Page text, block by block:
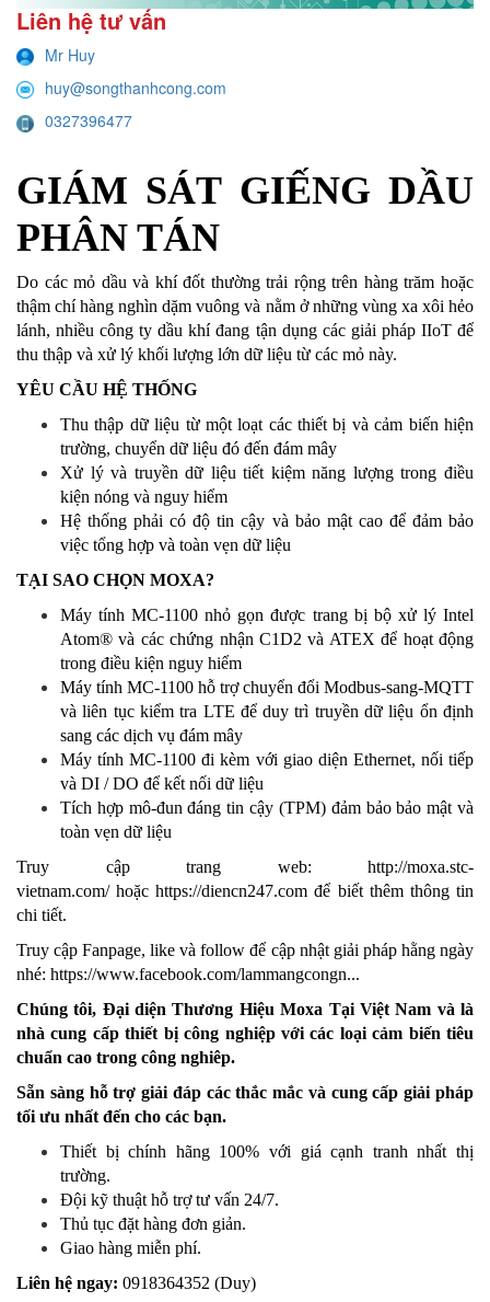
Liên hệ tư vấn
Mr Huy
huy@songthanhcong.com
0327396477
GIÁM SÁT GIẾNG DẦU
PHÂN TÁN
Do các mỏ dầu và khí đốt thường trải rộng trên hàng trăm hoặc
thậm chí hàng nghìn dặm vuông và nằm ở những vùng xa xôi hẻo
lánh, nhiều công ty dầu khí đang tận dụng các giải pháp IIoT để
thu thập và xử lý khối lượng lớn dữ liệu từ các mỏ này.
YÊU CẦU HỆ THỐNG
Thu thập dữ liệu từ một loạt các thiết bị và cảm biến hiện
trường, chuyển dữ liệu đó đến đám mây
Xử lý và truyền dữ liệu tiết kiệm năng lượng trong điều
kiện nóng và nguy hiểm
Hệ thống phải có độ tin cậy và bảo mật cao để đảm bảo
việc tổng hợp và toàn vẹn dữ liệu
TẠI SAO CHỌN MOXA?
Máy tính MC-1100 nhỏ gọn được trang bị bộ xử lý Intel
Atom® và các chứng nhận C1D2 và ATEX để hoạt động
trong điều kiện nguy hiểm
Máy tính MC-1100 hỗ trợ chuyển đổi Modbus-sang-MQTT
và liên tục kiểm tra LTE để duy trì truyền dữ liệu ổn định
sang các dịch vụ đám mây
Máy tính MC-1100 đi kèm với giao diện Ethernet, nối tiếp
và DI / DO để kết nối dữ liệu
Tích hợp mô-đun đáng tin cậy (TPM) đảm bảo bảo mật và
toàn vẹn dữ liệu
Truy cập trang web: http://moxa.stc-
vietnam.com/hoặchttps://diencn247.com để biết thêm thông tin
chi tiết.
Truy cập Fanpage, like và follow để cập nhật giải pháp hằng ngày
nhé: https://www.facebook.com/lammangcongn...
Chúng tôi, Đại diện Thương Hiệu Moxa Tại Việt Nam và là
nhà cung cấp thiết bị công nghiệp với các loại cảm biến tiêu
chuẩn cao trong công nghiêp.
Sẵn sàng hỗ trợ giải đáp các thắc mắc và cung cấp giải pháp
tối ưu nhất đến cho các bạn.
Thiết bị chính hãng 100% với giá cạnh tranh nhất thị
trường.
​Đội kỹ thuật hỗ trợ tư vấn 24/7.
Thủ tục đặt hàng đơn giản.
Giao hàng miễn phí.
Liên hệ ngay: 0918364352 (Duy)